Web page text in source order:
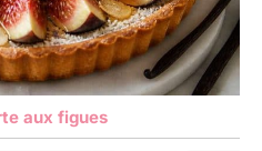
aux figues